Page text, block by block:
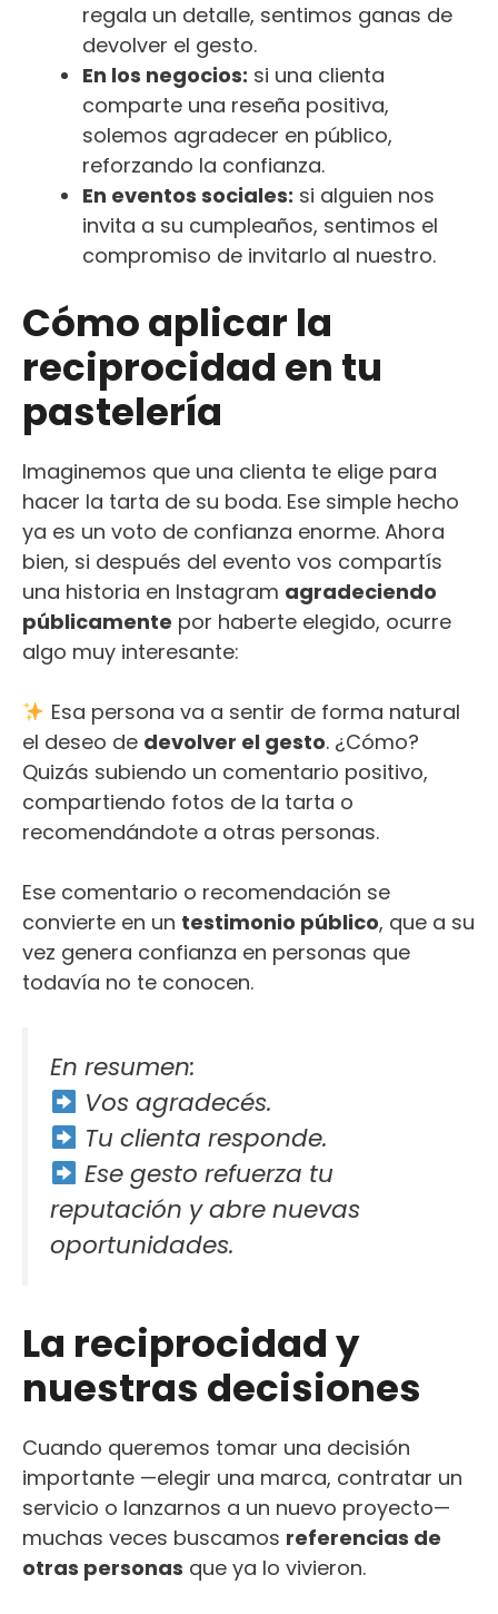
regala un detalle, sentimos ganas de
devolver el gesto.
En los negocios: si una clienta
comparte una reseña positiva,
solemos agradecer en público,
reforzando la confianza.
En eventos sociales: si alguien nos
invita a su cumpleaños, sentimos el
compromiso de invitarlo al nuestro.
Cómo aplicar la
reciprocidad en tu
pastelería
Imaginemos que una clienta te elige para
hacer la tarta de su boda. Ese simple hecho
ya es un voto de confianza enorme. Ahora
bien, si después del evento vos compartís
una historia en Instagram agradeciendo
públicamente por haberte elegido, ocurre
algo muy interesante:
Esa persona va a sentir de forma natural
el deseo de devolver el gesto. ¿Cómo?
Quizás subiendo un comentario positivo,
compartiendo fotos de la tarta o
recomendándote a otras personas.
Ese comentario o recomendación se
convierte en un testimonio público, que a su
vez genera confianza en personas que
todavía no te conocen.
En resumen:
Vos agradecés.
Tu clienta responde.
Ese gesto refuerza tu
reputación y abre nuevas
oportunidades.
La reciprocidad y
nuestras decisiones
Cuando queremos tomar una decisión
importante —elegir una marca, contratar un
servicio o lanzarnos a un nuevo proyecto—
muchas veces buscamos referencias de
otras personas que ya lo vivieron.